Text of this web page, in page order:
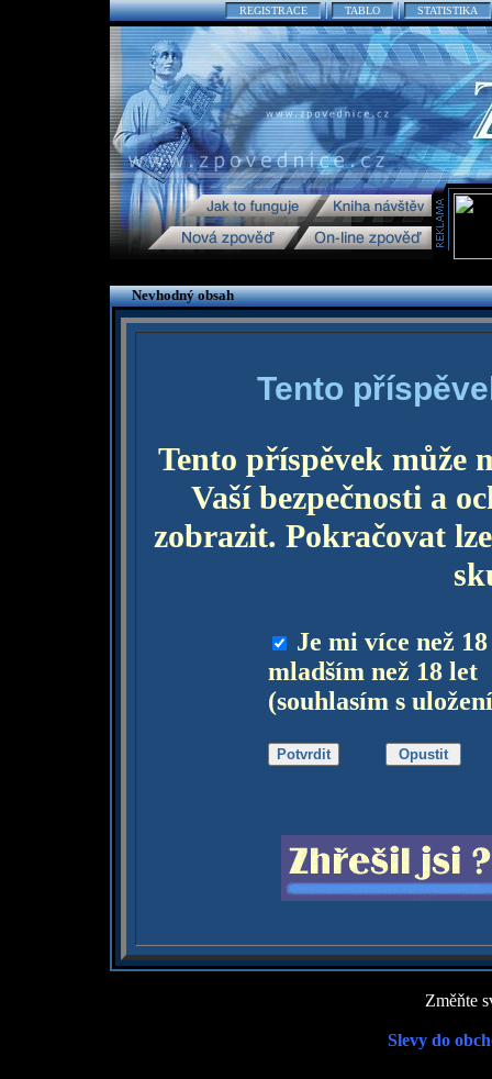
REGISTRACE TABLO STATISTIKA
Nevhodný obsah
Tento
Tento příspěvek může
Vaší bezpečnosti a
zobrazit. Pokračovat
Je mi více než
mladším než 18 let
(souhlasím s
Změňte
Slevy do